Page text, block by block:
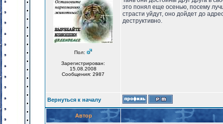
Пол:
Зарегистрирован:
15.08.2008
Сообщения: 2987
это понял еще осенью, посему
страсти уйдут, оно дойдет до
деструктивно.
Вернуться к началу
Автор